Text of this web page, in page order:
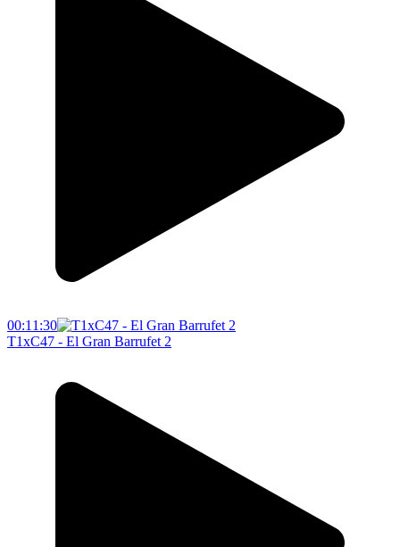
00:11:30
T1xC47 - El Gran Barrufet 2